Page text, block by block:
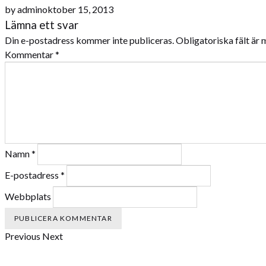
byadminoktober 15, 2013
Lämna ett svar
Din e-postadress kommer inte publiceras.Obligatoriska fält är
Kommentar*
Namn*
E-postadress *
Webbplats
Previous Next